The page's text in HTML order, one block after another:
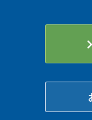
chevron_right